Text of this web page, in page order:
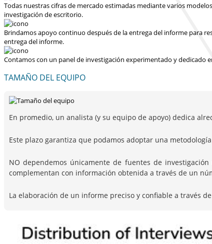
Todas nuestras cifras de mercado estimadas mediante varios
investigación de escritorio.
Brindamos apoyo continuo después de la entrega del informe para
entrega del informe.
Contamos con un panel de investigación experimentado y dedicado
TAMAÑO DEL EQUIPO
En promedio, un analista (y su equipo de apoyo) dedica
Este plazo garantiza que podamos adoptar una
NO dependemos únicamente de fuentes de
complementan con información obtenida a través de un
La elaboración de un informe preciso y confiable a través